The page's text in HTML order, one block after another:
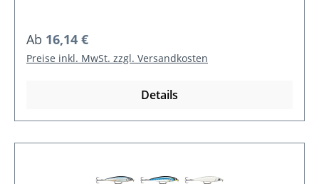
Regulärer Preis:
Ab 16,14 €
Preise inkl. MwSt. zzgl. Versandkosten
Details